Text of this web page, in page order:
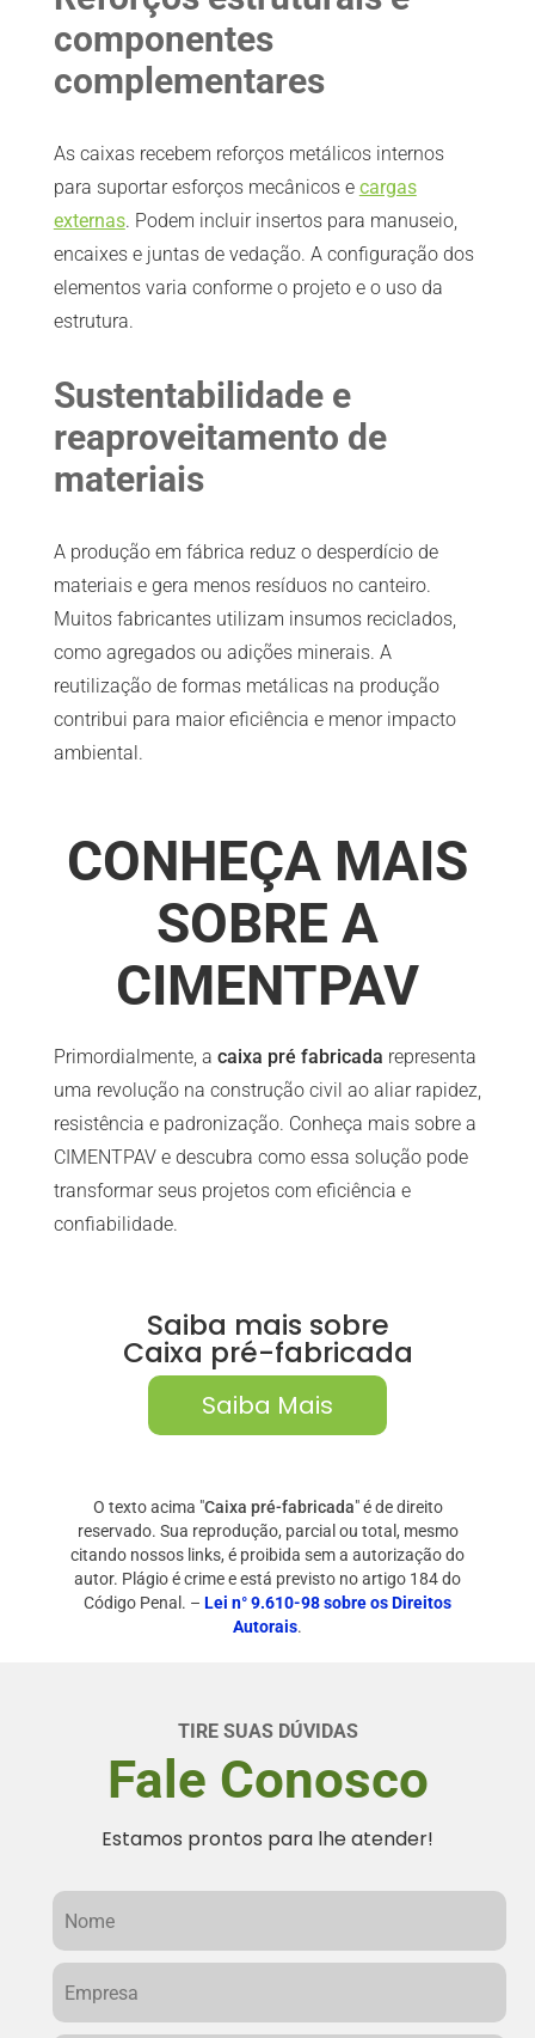
componentes
complementares
As caixas recebem reforços metálicos internos
para suportar esforços mecânicos e cargas
externas. Podem incluir insertos para manuseio,
encaixes e juntas de vedação. A configuração dos
elementos varia conforme o projeto e o uso da
estrutura.
Sustentabilidade e
reaproveitamento de
materiais
A produção em fábrica reduz o desperdício de
materiais e gera menos resíduos no canteiro.
Muitos fabricantes utilizam insumos reciclados,
como agregados ou adições minerais. A
reutilização de formas metálicas na produção
contribui para maior eficiência e menor impacto
ambiental.
CONHEÇA MAIS
SOBRE A
CIMENTPAV
Primordialmente, a caixa pré fabricada representa
uma revolução na construção civil ao aliar rapidez,
resistência e padronização. Conheça mais sobre a
CIMENTPAV e descubra como essa solução pode
transformar seus projetos com eficiência e
confiabilidade.
Saiba mais sobre
Caixa pré-fabricada
Saiba Mais
O texto acima "Caixa pré-fabricada" é de direito
reservado. Sua reprodução, parcial ou total, mesmo
citando nossos links, é proibida sem a autorização do
autor. Plágio é crime e está previsto no artigo 184 do
Código Penal. – Lei n° 9.610-98 sobre os Direitos
Autorais.
TIRE SUAS DÚVIDAS
Fale Conosco
Estamos prontos para lhe atender!